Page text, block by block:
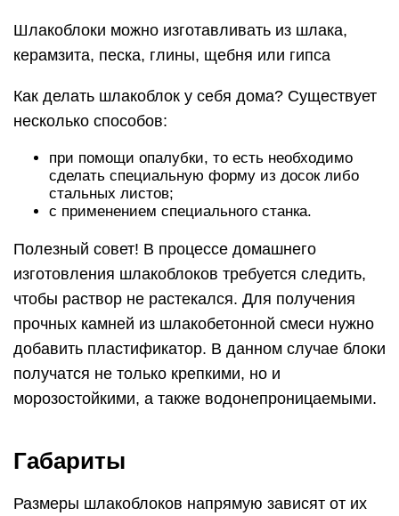
Шлакоблоки можно изготавливать из шлака,
керамзита, песка, глины, щебня или гипса
Как делать шлакоблок у себя дома? Существует
несколько способов:
при помощи опалубки, то есть необходимо
сделать специальную форму из досок либо
стальных листов;
с применением специального станка.
Полезный совет! В процессе домашнего
изготовления шлакоблоков требуется следить,
чтобы раствор не растекался. Для получения
прочных камней из шлакобетонной смеси нужно
добавить пластификатор. В данном случае блоки
получатся не только крепкими, но и
морозостойкими, а также водонепроницаемыми.
Габариты
Размеры шлакоблоков напрямую зависят от их